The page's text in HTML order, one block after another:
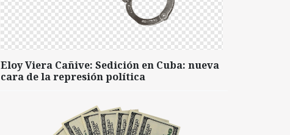
Eloy Viera Cañive: Sedición en Cuba: nueva
cara de la represión política